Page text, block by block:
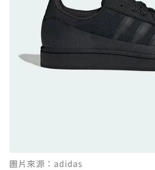
防水鞋推薦 10. PUMA
GORE-TEX：氮氣中底注
全天候越野跑鞋
防水鞋推薦 11. On
感軟彈、搭載
Boot：馬汀首款雨靴登場
圖片來源：adidas